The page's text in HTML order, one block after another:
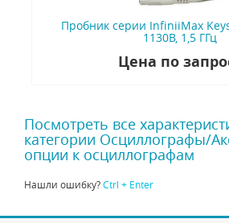
Пробник серии InfiniiMax
1130B, 1,5 ГГц
Цена по
Посмотреть все
категории Осциллографы/
опции к осциллографам
Нашли ошибку?Ctrl + Enter